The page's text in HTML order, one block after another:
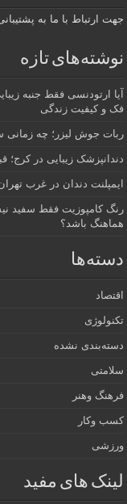
جهت ارتباط با ما به پشتیبانی واتساپ به
نوشته‌های تازه
آیا ارتودنسی فقط جنبه
فک و کیفیت زندگی
ربات جوش لیزر؛ چه زمانی
دندانپزشک زیبایی در کرج؛
ایمپلنت دندان در غرب
رنگ کامپوزیت فقط سفید
هماهنگ باشد؟
دسته‌ها
اقتصاد
تکنولوژی
دسته‌بندی نشده
سلامتی
فرهنگ وهنر
کسب وکار
ورزشی
لینک های مفید